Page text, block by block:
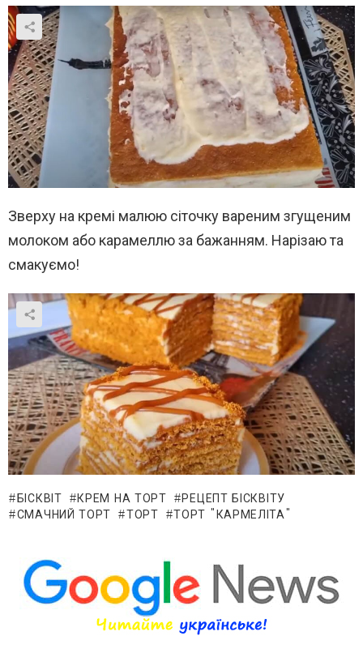
Зверху на кремі малюю сіточку вареним згущеним
молоком або карамеллю за бажанням. Нарізаю та
смакуємо!
БІСКВІТ КРЕМ НА ТОРТ
РЕЦЕПТ БІСКВІТУ
СМАЧНИЙ ТОРТ
ТОРТ ТОРТ "КАРМЕЛІТА"